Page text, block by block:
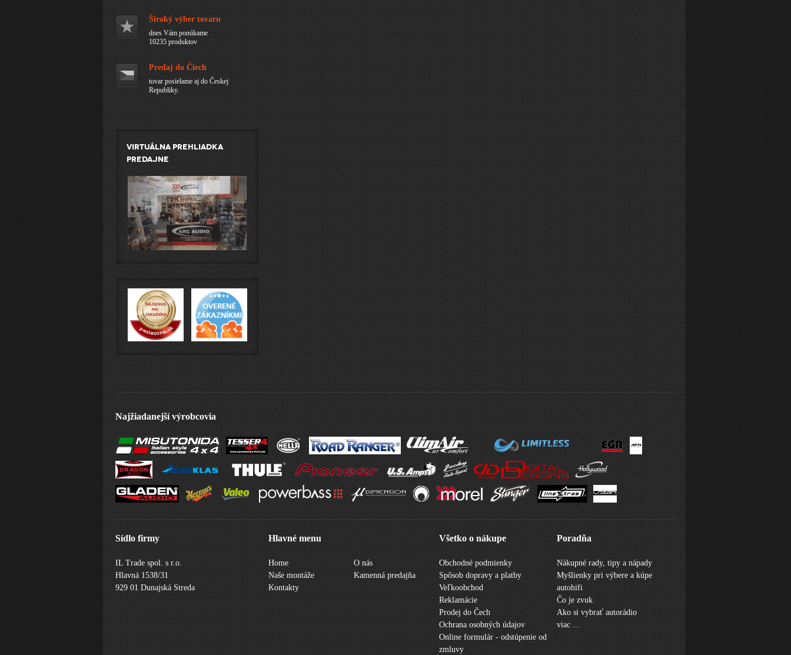
Široký výber tovaru
dnes Vám ponúkame
10235 produktov
Predaj do Čiech
tovar posielame aj do Českej
Republiky.
Virtuálna prehliadka
predajne
Najžiadanejší výrobcovia
Sídlo firmy
IL Trade spol. s r.o.
Hlavná 1538/31
929 01 Dunajská Streda
Hlavné menu
Home
O nás
Naše montáže
Kamenná predajňa
Kontakty
Všetko o nákupe
Obchodné podmienky
Spôsob dopravy a platby
Veľkoobchod
Reklamácie
Prodej do Čech
Ochrana osobných údajov
Online formulár - odstúpenie od
zmluvy
Poradňa
Nákupné rady, tipy a nápady
Myšlienky pri výbere a kúpe
autohifi
Čo je zvuk
Ako si vybrať autorádio
viac ...